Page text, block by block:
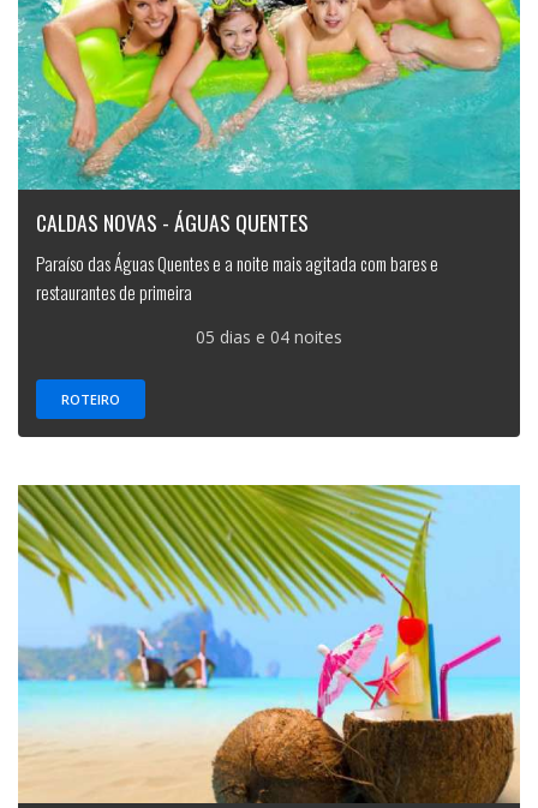
CALDAS NOVAS - ÁGUAS QUENTES
Paraíso das Águas Quentes e a noite mais agitada com bares e
restaurantes de primeira
05 dias e 04 noites
ROTEIRO